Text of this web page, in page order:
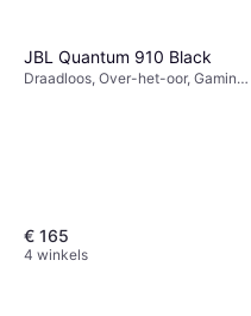
JBL Quantum 910 Black
Draadloos, Over-het-oor, Gaming
€ 165
4 winkels